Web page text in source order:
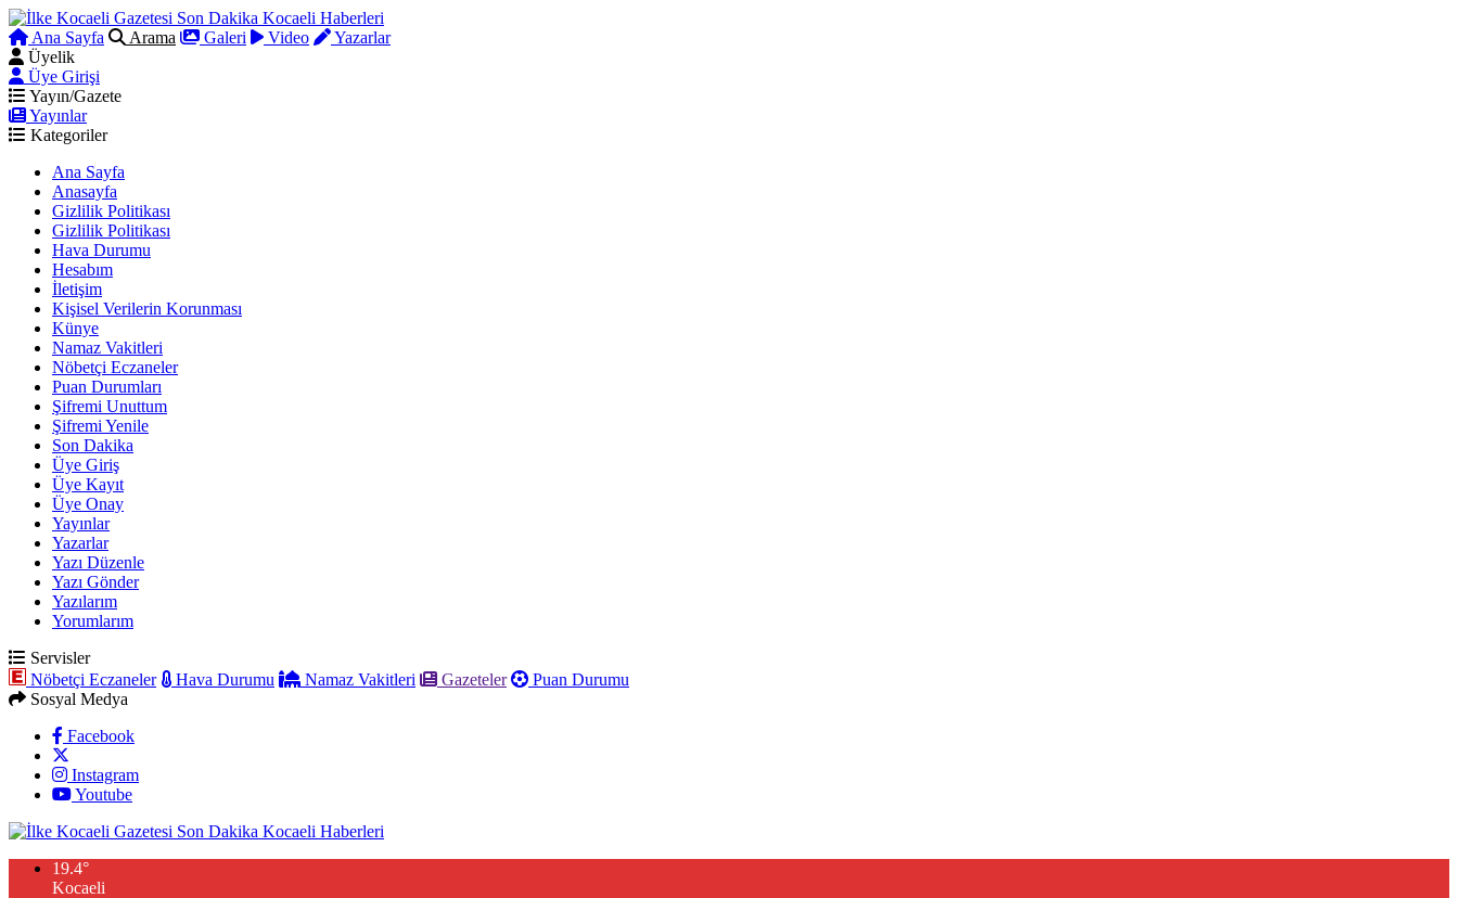
Ana Sayfa Arama Galeri Video
Yazarlar
Üyelik
Üye Girişi
Yayın/Gazete
Yayınlar
Kategoriler
Ana Sayfa
Anasayfa
Gizlilik Politikası
Gizlilik Politikası
Hava Durumu
Hesabım
İletişim
Kişisel Verilerin Korunması
Künye
Namaz Vakitleri
Nöbetçi Eczaneler
Puan Durumları
Şifremi Unuttum
Şifremi Yenile
Son Dakika
Üye Giriş
Üye Kayıt
Üye Onay
Yayınlar
Yazarlar
Yazı Düzenle
Yazı Gönder
Yazılarım
Yorumlarım
Servisler
Nöbetçi Eczaneler
Hava Durumu Namaz Vakitleri Gazeteler
Puan Durumu
Sosyal Medya
Facebook
Instagram
Youtube
19.4°
Kocaeli